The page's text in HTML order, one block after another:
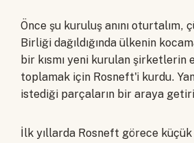
Önce şu kuruluş anını
Birliği dağıldığında ülkenin
bir kısmı yeni kurulan şirketlerin
toplamak için Rosneft'i kurdu.
istediği parçaların bir araya
İlk yıllarda Rosneft görece küçük